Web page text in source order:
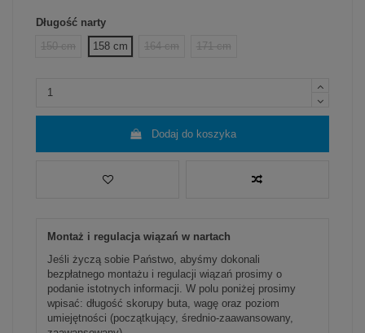
Długość narty
150 cm
158 cm 164 cm 171 cm
Dodaj do koszyka
Montaż i regulacja wiązań w nartach
Jeśli życzą sobie Państwo, abyśmy dokonali
bezpłatnego montażu i regulacji wiązań prosimy o
podanie istotnych informacji. W polu poniżej prosimy
wpisać: długość skorupy buta, wagę oraz poziom
umiejętności (początkujący, średnio-zaawansowany,